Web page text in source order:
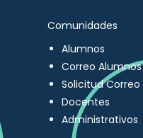
Comunidades
Alumnos
Correo Alumnos
Solicitud Correo
Docentes
Administrativos